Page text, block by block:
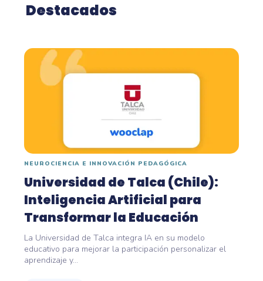
Destacados
NEUROCIENCIA E INNOVACIÓN PEDAGÓGICA
Universidad de Talca (Chile):
Inteligencia Artificial para
Transformar la Educación
La Universidad de Talca integra IA en su modelo
educativo para mejorar la participación personalizar el
aprendizaje y...